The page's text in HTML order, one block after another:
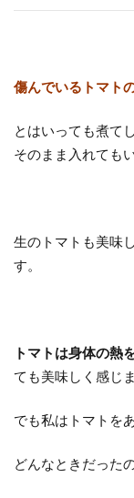
傷んでいるトマト
とはいっても煮て
そのまま入れても
生のトマトも美味
す。
トマトは身体の熱
ても美味しく感じ
でも私はトマトを
どんなときだった